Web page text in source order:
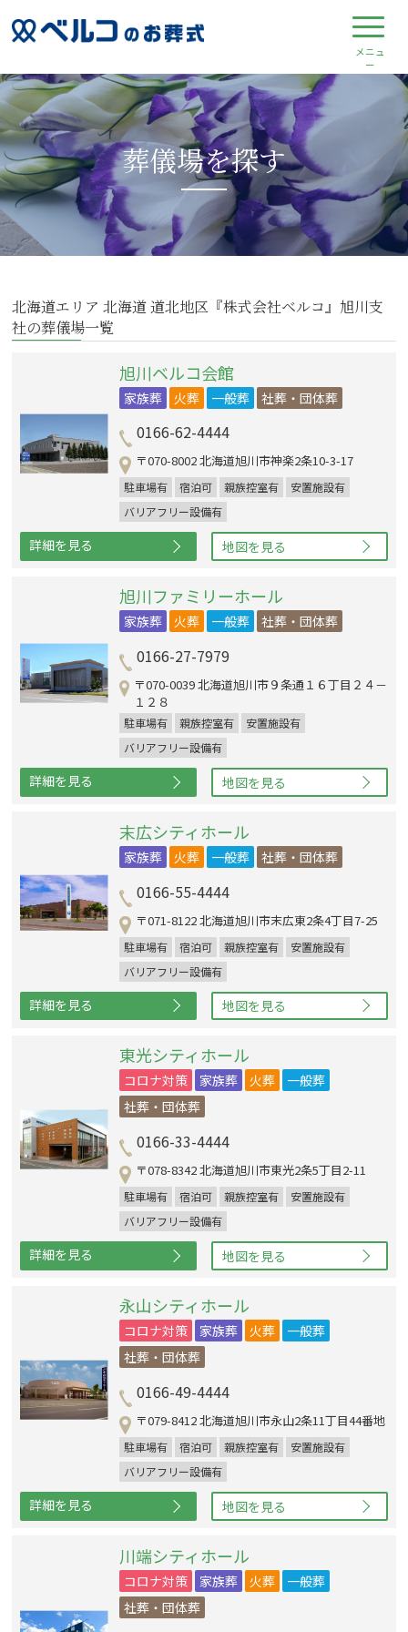
葬儀場を探す
北海道エリア 北海道 道北地区『株式会社ベルコ』旭川支
社の葬儀場一覧
旭川ベルコ会館
家族葬 火葬 一般葬 社葬・団体葬
0166-62-4444
〒070-8002 北海道旭川市神楽2条10-3-17
駐車場有 宿泊可 親族控室有
安置施設有
バリアフリー設備有
詳細を見る 地図を見る
旭川ファミリーホール
家族葬 火葬 一般葬 社葬・団体葬
0166-27-7979
〒070-0039 北海道旭川市９条通１６丁目２４－
１２８
駐車場有 親族控室有
安置施設有
バリアフリー設備有
詳細を見る 地図を見る
末広シティホール
家族葬 火葬 一般葬 社葬・団体葬
0166-55-4444
〒071-8122 北海道旭川市末広東2条4丁目7-25
駐車場有 宿泊可 親族控室有
安置施設有
バリアフリー設備有
詳細を見る 地図を見る
東光シティホール
コロナ対策 家族葬 火葬
一般葬
社葬・団体葬
0166-33-4444
〒078-8342 北海道旭川市東光2条5丁目2-11
駐車場有 宿泊可 親族控室有
安置施設有
バリアフリー設備有
詳細を見る 地図を見る
永山シティホール
コロナ対策 家族葬 火葬
一般葬
社葬・団体葬
0166-49-4444
〒079-8412 北海道旭川市永山2条11丁目44番地
駐車場有 宿泊可 親族控室有
安置施設有
バリアフリー設備有
詳細を見る 地図を見る
川端シティホール
コロナ対策 家族葬 火葬
一般葬
社葬・団体葬